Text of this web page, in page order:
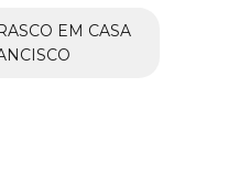
EM CASA